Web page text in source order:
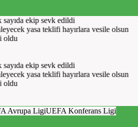
ekip sevk edildi
yasa teklifi hayırlara vesile olsun
ekip sevk edildi
yasa teklifi hayırlara vesile olsun
Avrupa LigiUEFA Konferans Ligi